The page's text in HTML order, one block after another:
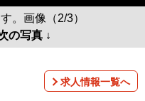
。画像（2/3）
の写真 ↓
求人情報一覧へ